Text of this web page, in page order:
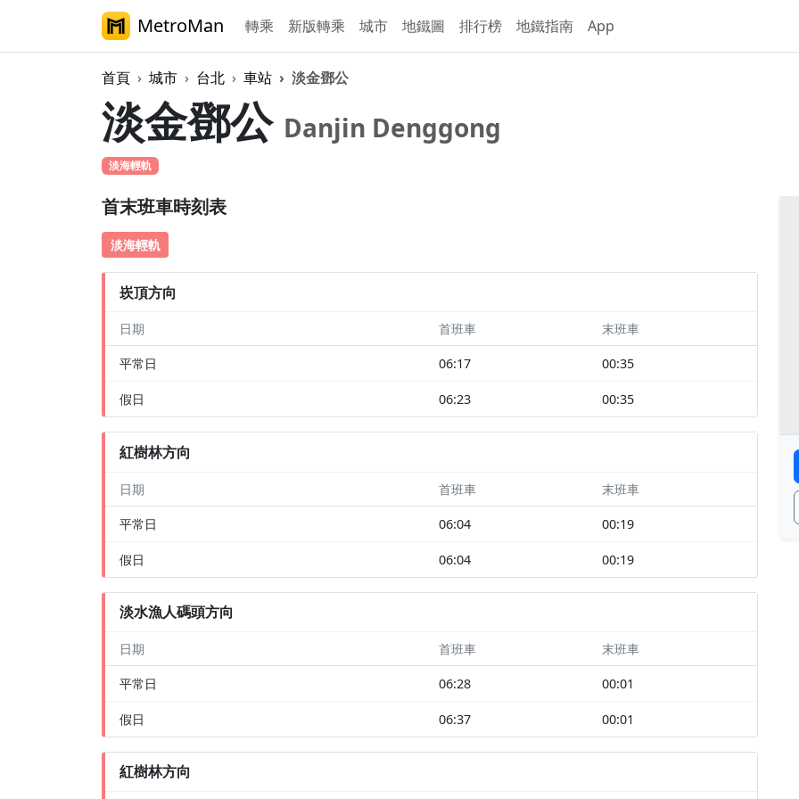
MetroMan 轉乘 新版轉乘 城市 地鐵圖 排行榜 地鐵指南 App
首頁 城市 台北 車站 淡金鄧公
淡金鄧公 Danjin Denggong
淡海輕軌
首末班車時刻表
淡海輕軌
崁頂方向
日期 首班車 末班車
平常日 06:17 00:35
假日 06:23 00:35
紅樹林方向
日期 首班車 末班車
平常日 06:04 00:19
假日 06:04 00:19
淡水漁人碼頭方向
日期 首班車 末班車
平常日 06:28 00:01
假日 06:37 00:01
紅樹林方向